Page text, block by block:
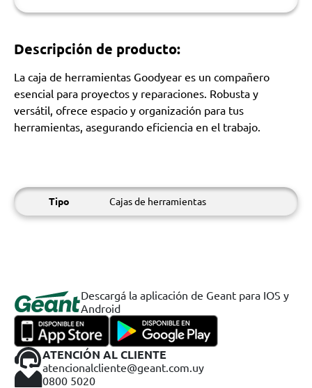
Descripción de producto:
La caja de herramientas Goodyear es un compañero
esencial para proyectos y reparaciones. Robusta y
versátil, ofrece espacio y organización para tus
herramientas, asegurando eficiencia en el trabajo.
Tipo Cajas de herramientas
Descargá la aplicación de Geant para IOS y
Android
ATENCIÓN AL CLIENTE
atencionalcliente@geant.com.uy
0800 5020